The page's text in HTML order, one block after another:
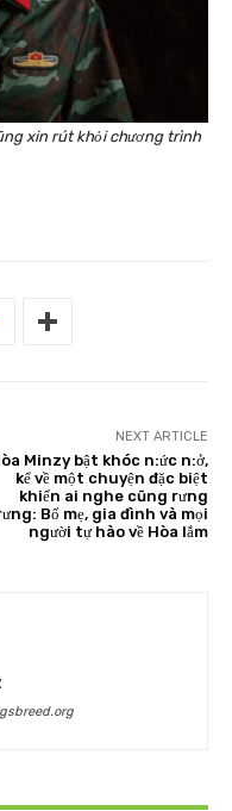
xin rút khỏi chương trình
NEXT ARTICLE
Minzy bật khóc n:ức n:ở,
kể về một chuyện đặc biệt
khiến ai nghe cũng rưng
Bố mẹ, gia đình và mọi
người tự hào về Hòa lắm